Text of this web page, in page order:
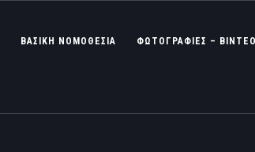
ΒΑΣΙΚΉ ΝΟΜΟΘΕΣΊΑ ΦΩΤΟΓΡΑΦΊΕΣ – ΒΊΝΤΕΟ